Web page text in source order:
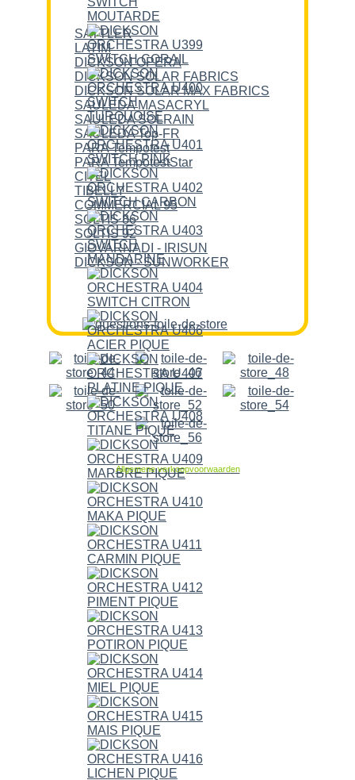
SATTLER
LATIM
DICKSON OPERA
DICKSON SOLAR FABRICS
DICKSON SOLAR MAX FABRICS
SAULEDA MASACRYL
SAULEDA SOLRAIN
SAULEDA Top-FR
PARA Tempotest
PARA TempotestStar
CITEL
TIBELLY
COMMERCIAL 95
SOLTIS 86
SOLTIS 92
GIOVARNADI - IRISUN
DICKSON - SUNWORKER
Allgemene verkoopvoorwaarden